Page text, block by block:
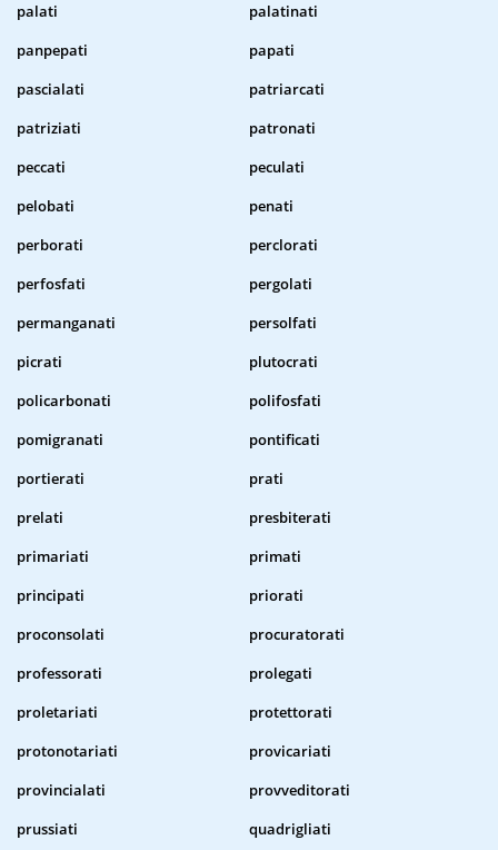
palati
palatinati
panpepati
papati
pascialati
patriarcati
patriziati
patronati
peccati
peculati
pelobati
penati
perborati
perclorati
perfosfati
pergolati
permanganati
persolfati
picrati
plutocrati
policarbonati
polifosfati
pomigranati
pontificati
portierati
prati
prelati
presbiterati
primariati
primati
principati
priorati
proconsolati
procuratorati
professorati
prolegati
proletariati
protettorati
protonotariati
provicariati
provincialati
provveditorati
prussiati
quadrigliati